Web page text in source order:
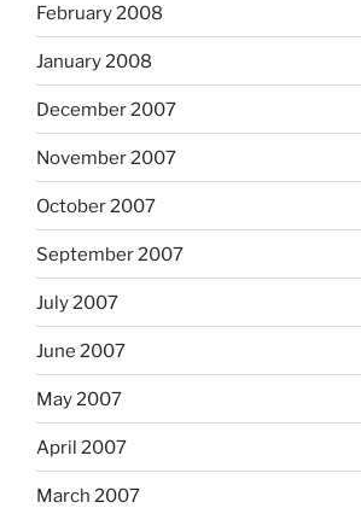
February 2008
January 2008
December 2007
November 2007
October 2007
September 2007
July 2007
June 2007
May 2007
April 2007
March 2007